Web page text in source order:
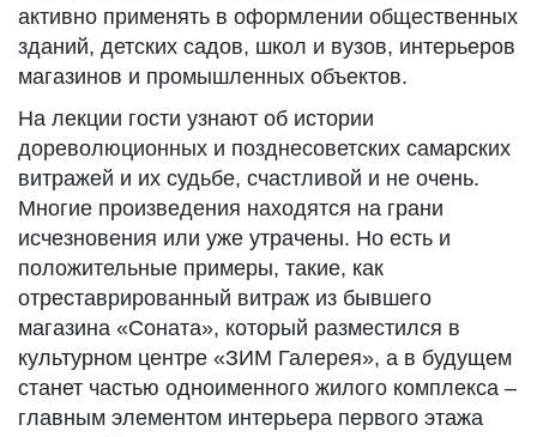
активно применять в оформлении общественных
зданий, детских садов, школ и вузов, интерьеров
магазинов и промышленных объектов.
На лекции гости узнают об истории
дореволюционных и позднесоветских самарских
витражей и их судьбе, счастливой и не очень.
Многие произведения находятся на грани
исчезновения или уже утрачены. Но есть и
положительные примеры, такие, как
отреставрированный витраж из бывшего
магазина «Соната», который разместился в
культурном центре «ЗИМ Галерея», а в будущем
станет частью одноименного жилого комплекса –
главным элементом интерьера первого этажа